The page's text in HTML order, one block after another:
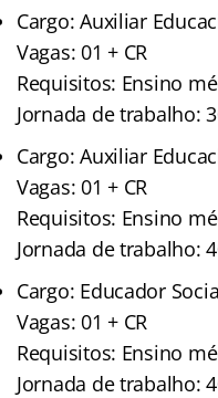
Cargo: Auxiliar
Vagas: 01 + CR
Requisitos: Ensino
Jornada de trabalho:
Cargo: Auxiliar
Vagas: 01 + CR
Requisitos: Ensino
Jornada de trabalho:
Cargo: Educador
Vagas: 01 + CR
Requisitos: Ensino
Jornada de trabalho: